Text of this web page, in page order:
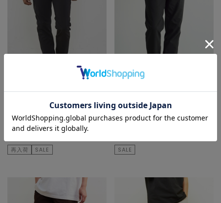
MEN'S MELROSE
その他パンツ
¥17,600 60% OFF
再入荷 SALE
MEN'S MELROSE
スラックス
¥20,900
SALE